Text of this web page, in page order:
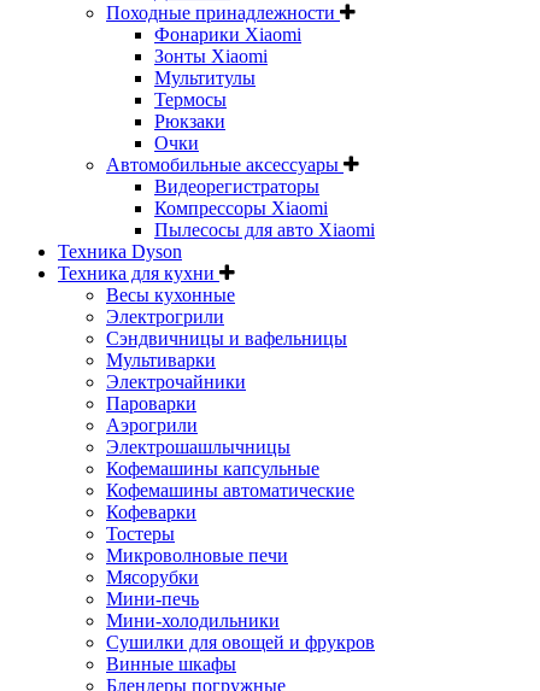
Походные принадлежности
Фонарики Xiaomi
Зонты Xiaomi
Мультитулы
Термосы
Рюкзаки
Очки
Автомобильные аксессуары
Видеорегистраторы
Компрессоры Xiaomi
Пылесосы для авто Xiaomi
Техника Dyson
Техника для кухни
Весы кухонные
Электрогрили
Сэндвичницы и вафельницы
Мультиварки
Электрочайники
Пароварки
Аэрогрили
Электрошашлычницы
Кофемашины капсульные
Кофемашины автоматические
Кофеварки
Тостеры
Микроволновые печи
Мясорубки
Мини-печь
Мини-холодильники
Сушилки для овощей и фрукров
Винные шкафы
Блендеры погружные